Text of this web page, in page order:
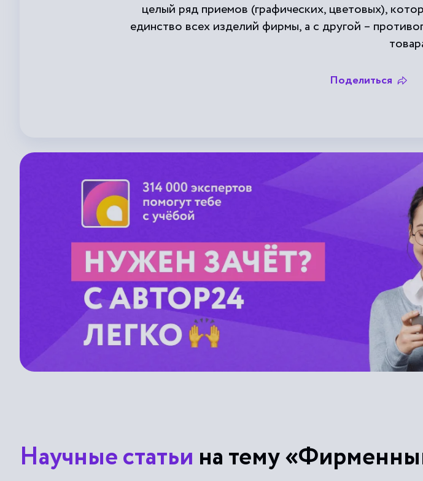
целый ряд приемов (графических, цветовых),
единство всех изделий фирмы, а с другой –
Поделиться
Научные статьи на тему